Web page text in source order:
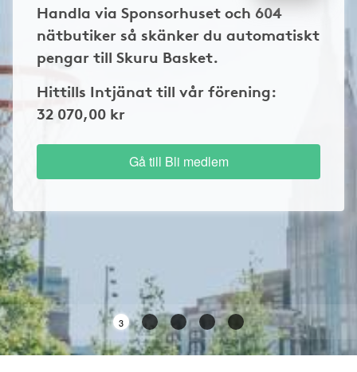
Handla via Sponsorhuset och 604
nätbutiker så skänker du automatiskt
pengar till Skuru Basket.
Hittills Intjänat till vår förening:
32 070,00 kr
Gå till Bli medlem
3